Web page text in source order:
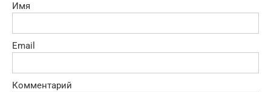
Имя
Email
Комментарий